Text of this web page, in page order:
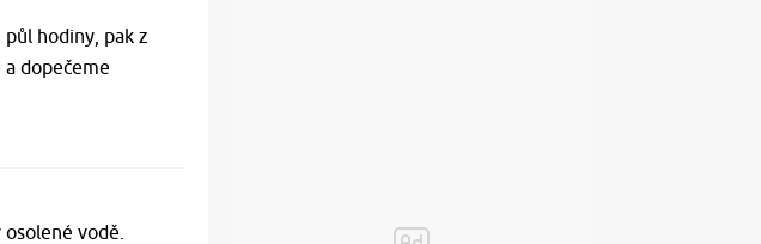
hodiny, pak z
dopečeme
vodě.